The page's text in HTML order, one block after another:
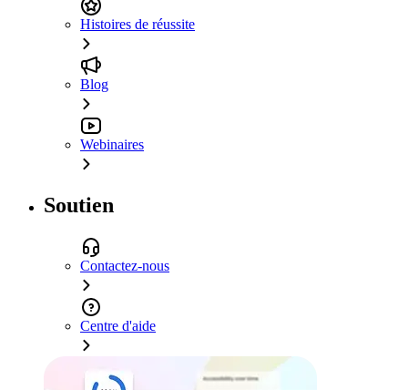
Histoires de réussite
Blog
Webinaires
Soutien
Contactez-nous
Centre d'aide